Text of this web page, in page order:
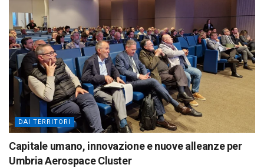
DAI TERRITORI
Capitale umano, innovazione e nuove alleanze per
Umbria Aerospace Cluster